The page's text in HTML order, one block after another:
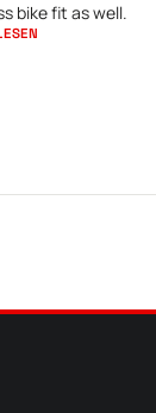
bike fit as well.